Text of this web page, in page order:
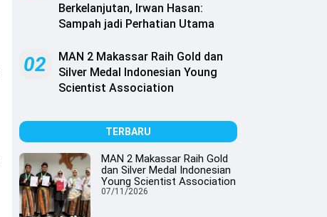
Berkelanjutan, Irwan Hasan:
Sampah jadi Perhatian Utama
02
MAN 2 Makassar Raih Gold dan
Silver Medal Indonesian Young
Scientist Association
TERBARU
MAN 2 Makassar Raih Gold
dan Silver Medal Indonesian
Young Scientist Association
07/11/2026